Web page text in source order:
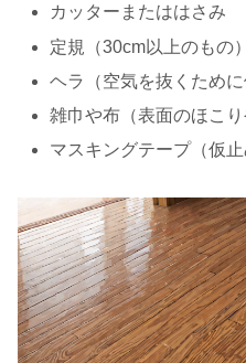
カッターまたははさみ
定規（30cm以上のもの）
ヘラ（空気を抜くために
雑巾や布（表面のほこり
マスキングテープ（仮止